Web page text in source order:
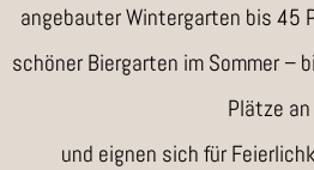
angebauter Wintergarten bis 45
schöner Biergarten im Sommer –
Plätze an
und eignen sich für